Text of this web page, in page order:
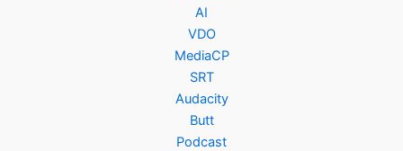
AI
VDO
MediaCP
SRT
Audacity
Butt
Podcast